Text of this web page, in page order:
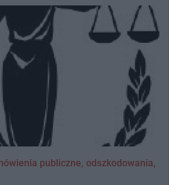
publiczne, odszkodowania,